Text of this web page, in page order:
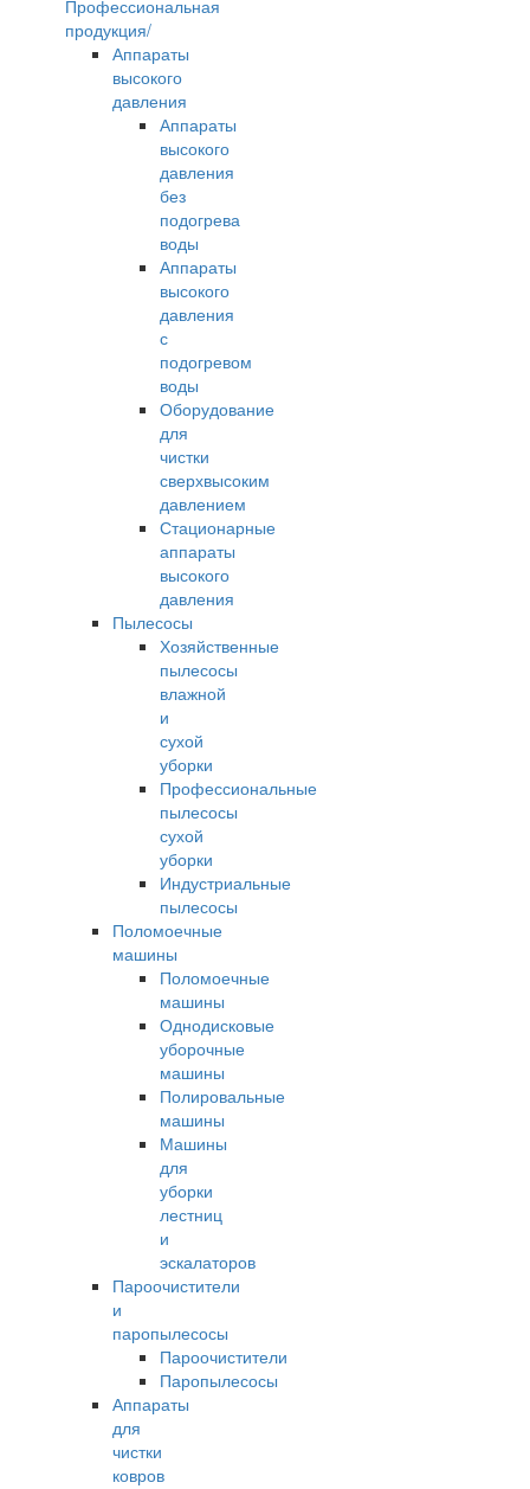
Профессиональная
продукция/
Аппараты
высокого
давления
Аппараты
высокого
давления
без
подогрева
воды
Аппараты
высокого
давления
с
подогревом
воды
Оборудование
для
чистки
сверхвысоким
давлением
Стационарные
аппараты
высокого
давления
Пылесосы
Хозяйственные
пылесосы
влажной
и
сухой
уборки
Профессиональные
пылесосы
сухой
уборки
Индустриальные
пылесосы
Поломоечные
машины
Поломоечные
машины
Однодисковые
уборочные
машины
Полировальные
машины
Машины
для
уборки
лестниц
и
эскалаторов
Пароочистители
и
паропылесосы
Пароочистители
Паропылесосы
Аппараты
для
чистки
ковров